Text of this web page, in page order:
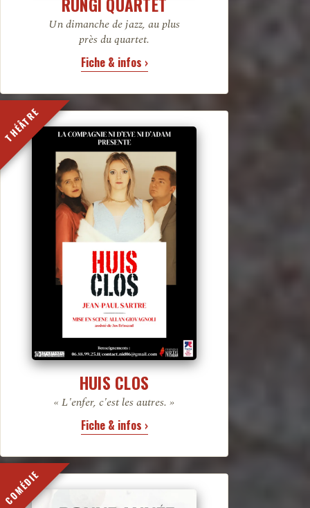
RUNGI QUARTET
Un dimanche de jazz, au plus
près du quartet.
Fiche & infos ›
THÉÂTRE
HUIS CLOS
« L'enfer, c'est les autres. »
Fiche & infos ›
COMÉDIE